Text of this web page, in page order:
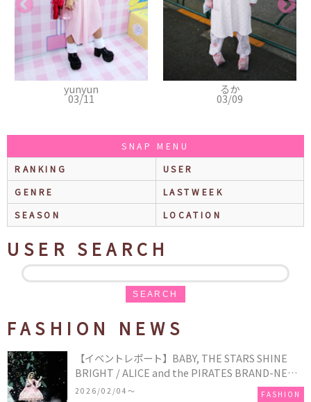
SNAP MENU
RANKING
USER
GENRE
LASTWEEK
SEASON
LOCATION
USER SEARCH
SEARCH
FASHION NEWS
【イベントレポート】BABY, THE STARS SHINE
BRIGHT / ALICE and the PIRATES BRAND-NEW
COLLECTION in TOKYO
2026/02/04〜 FASHION